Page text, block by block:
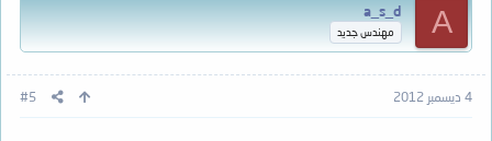
A
a_s_d
مهندس جديد
4 ديسمبر 2012 #5